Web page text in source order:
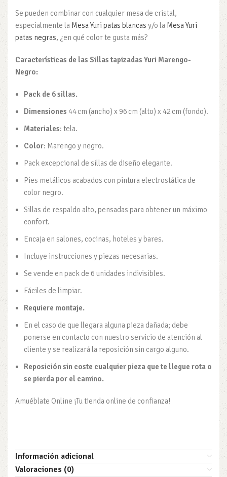
Se pueden combinar con cualquier mesa de cristal,
especialmente la Mesa Yuri patas blancas y/o la Mesa Yuri
patas negras, ¿en qué color te gusta más?
Características de las Sillas tapizadas Yuri Marengo-
Negro:
Pack de 6 sillas.
Dimensiones 44 cm (ancho) x 96 cm (alto) x 42 cm (fondo).
Materiales: tela.
Color: Marengo y negro.
Pack excepcional de sillas de diseño elegante.
Pies metálicos acabados con pintura electrostática de
color negro.
Sillas de respaldo alto, pensadas para obtener un máximo
confort.
Encaja en salones, cocinas, hoteles y bares.
Incluye instrucciones y piezas necesarias.
Se vende en pack de 6 unidades indivisibles.
Fáciles de limpiar.
Requiere montaje.
En el caso de que llegara alguna pieza dañada; debe
ponerse en contacto con nuestro servicio de atención al
cliente y se realizará la reposición sin cargo alguno.
Reposición sin coste cualquier pieza que te llegue rota o
se pierda por el camino.
Amuéblate Online ¡Tu tienda online de confianza!
Información adicional
Valoraciones (0)